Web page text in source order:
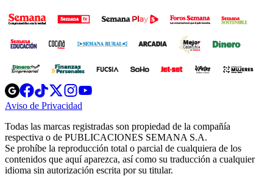
Opens
in
new
Opens
in
new
Opens
in
new
window
Opens
new
windowwindow
Aviso de Privacidad
new
window
Todas las marcas registradas son propiedad de la compañía
respectiva o de PUBLICACIONES SEMANA S.A.
Se prohíbe la reproducción total o parcial de cualquiera de los
contenidos que aquí aparezca, así como su traducción a cualquier
idioma sin autorización escrita por su titular.